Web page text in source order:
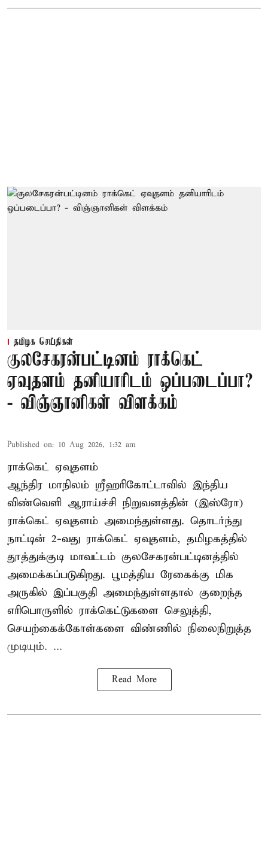
தமிழக செய்திகள்
குலசேகரன்பட்டினம் ராக்கெட்
ஏவுதளம் தனியாரிடம் ஒப்படைப்பா?
- விஞ்ஞானிகள் விளக்கம்
Published on: 10 Aug 2026, 1:32 am
ராக்கெட் ஏவுதளம்
ஆந்திர மாநிலம் ஸ்ரீஹரிகோட்டாவில் இந்திய
விண்வெளி ஆராய்ச்சி நிறுவனத்தின் (இஸ்ரோ)
ராக்கெட் ஏவுதளம் அமைந்துள்ளது. தொடர்ந்து
நாட்டின் 2-வது ராக்கெட் ஏவுதளம், தமிழகத்தில்
தூத்துக்குடி மாவட்டம் குலசேகரன்பட்டினத்தில்
அமைக்கப்படுகிறது. பூமத்திய ரேகைக்கு மிக
அருகில் இப்பகுதி அமைந்துள்ளதால் குறைந்த
எரிபொருளில் ராக்கெட்டுகளை செலுத்தி,
செயற்கைக்கோள்களை விண்ணில் நிலைநிறுத்த
முடியும். ...
Read More